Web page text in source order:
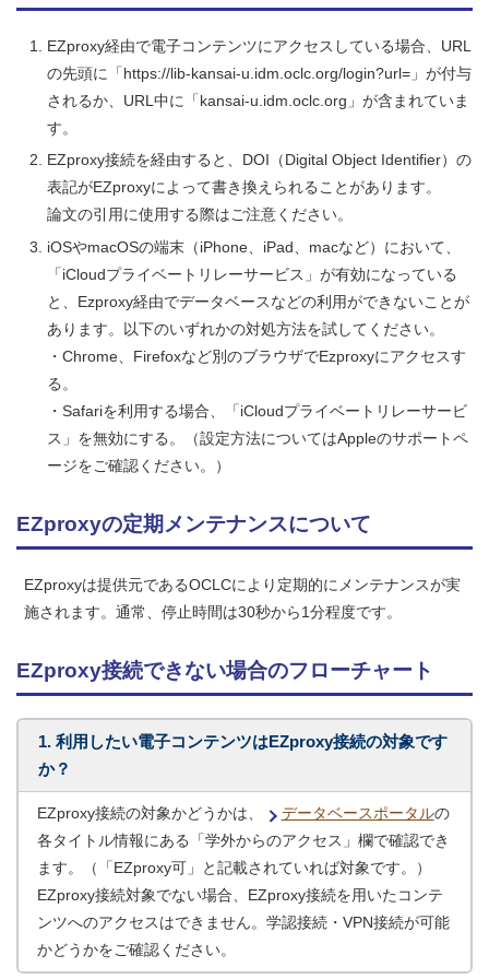
EZproxy経由で電子コンテンツにアクセスしている場合、URL
の先頭に「https://lib-kansai-u.idm.oclc.org/login?url=」が付与
されるか、URL中に「kansai-u.idm.oclc.org」が含まれていま
す。
EZproxy接続を経由すると、DOI（Digital Object Identifier）の
表記がEZproxyによって書き換えられることがあります。
論文の引用に使用する際はご注意ください。
iOSやmacOSの端末（iPhone、iPad、macなど）において、
「iCloudプライベートリレーサービス」が有効になっている
と、Ezproxy経由でデータベースなどの利用ができないことが
あります。以下のいずれかの対処方法を試してください。
・Chrome、Firefoxなど別のブラウザでEzproxyにアクセスす
る。
・Safariを利用する場合、「iCloudプライベートリレーサービ
ス」を無効にする。（設定方法についてはAppleのサポートペ
ージをご確認ください。）
EZproxyの定期メンテナンスについて
EZproxyは提供元であるOCLCにより定期的にメンテナンスが実
施されます。通常、停止時間は30秒から1分程度です。
EZproxy接続できない場合のフローチャート
1. 利用したい電子コンテンツはEZproxy接続の対象です
か？
EZproxy接続の対象かどうかは、 データベースポータルの
各タイトル情報にある「学外からのアクセス」欄で確認でき
ます。（「EZproxy可」と記載されていれば対象です。）
EZproxy接続対象でない場合、EZproxy接続を用いたコンテ
ンツへのアクセスはできません。学認接続・VPN接続が可能
かどうかをご確認ください。